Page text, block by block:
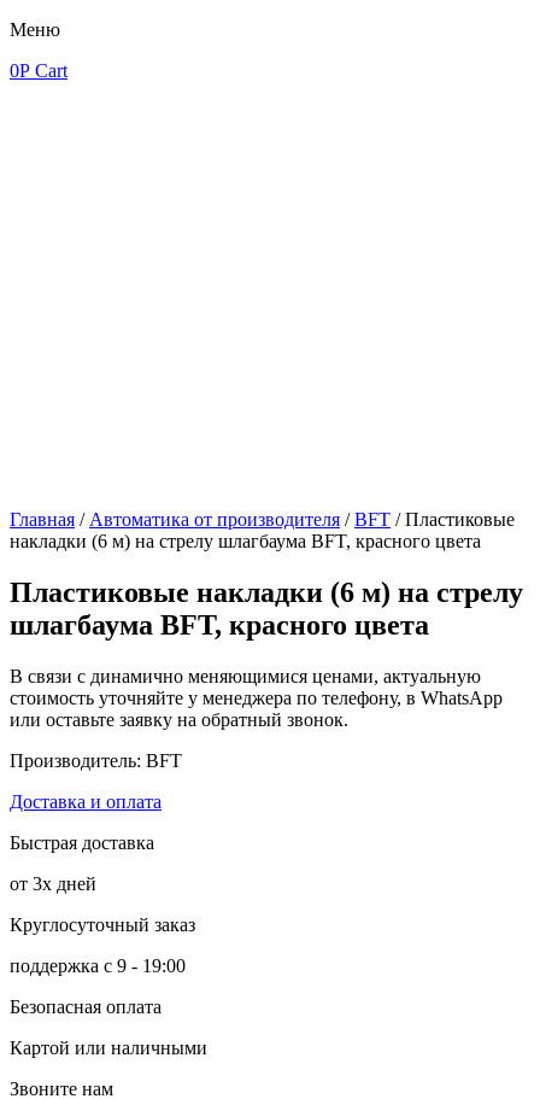
Меню
0Р Cart
Главная / Автоматика от производителя /BFT / Пластиковые
накладки (6 м) на стрелу шлагбаума BFT, красного цвета
Пластиковые накладки (6 м) на стрелу
шлагбаума BFT, красного цвета
В связи с динамично меняющимися ценами, актуальную
стоимость уточняйте у менеджера по телефону, в WhatsApp
или оставьте заявку на обратный звонок.
Производитель: BFT
Доставка и оплата
Быстрая доставка
от 3х дней
Круглосуточный заказ
поддержка с 9 - 19:00
Безопасная оплата
Картой или наличными
Звоните нам